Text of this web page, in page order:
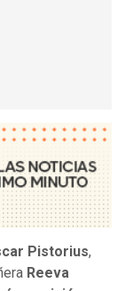
Pistorius,
Reeva